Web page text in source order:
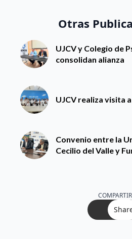
Otras
UJCV y Colegio de
consolidan alianza
UJCV realiza visita
Convenio entre la
Cecilio del Valle y